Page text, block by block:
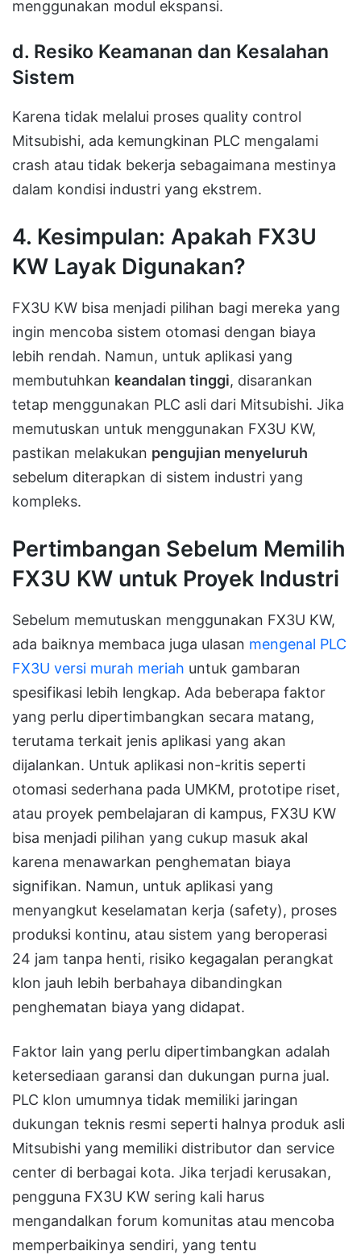
menggunakan modul ekspansi.
d. Resiko Keamanan dan Kesalahan
Sistem
Karena tidak melalui proses quality control
Mitsubishi, ada kemungkinan PLC mengalami
crash atau tidak bekerja sebagaimana mestinya
dalam kondisi industri yang ekstrem.
4. Kesimpulan: Apakah FX3U
KW Layak Digunakan?
FX3U KW bisa menjadi pilihan bagi mereka yang
ingin mencoba sistem otomasi dengan biaya
lebih rendah. Namun, untuk aplikasi yang
membutuhkan keandalan tinggi, disarankan
tetap menggunakan PLC asli dari Mitsubishi. Jika
memutuskan untuk menggunakan FX3U KW,
pastikan melakukan pengujian menyeluruh
sebelum diterapkan di sistem industri yang
kompleks.
Pertimbangan Sebelum Memilih
FX3U KW untuk Proyek Industri
Sebelum memutuskan menggunakan FX3U KW,
ada baiknya membaca juga ulasan mengenal PLC
FX3U versi murah meriah untuk gambaran
spesifikasi lebih lengkap. Ada beberapa faktor
yang perlu dipertimbangkan secara matang,
terutama terkait jenis aplikasi yang akan
dijalankan. Untuk aplikasi non-kritis seperti
otomasi sederhana pada UMKM, prototipe riset,
atau proyek pembelajaran di kampus, FX3U KW
bisa menjadi pilihan yang cukup masuk akal
karena menawarkan penghematan biaya
signifikan. Namun, untuk aplikasi yang
menyangkut keselamatan kerja (safety), proses
produksi kontinu, atau sistem yang beroperasi
24 jam tanpa henti, risiko kegagalan perangkat
klon jauh lebih berbahaya dibandingkan
penghematan biaya yang didapat.
Faktor lain yang perlu dipertimbangkan adalah
ketersediaan garansi dan dukungan purna jual.
PLC klon umumnya tidak memiliki jaringan
dukungan teknis resmi seperti halnya produk asli
Mitsubishi yang memiliki distributor dan service
center di berbagai kota. Jika terjadi kerusakan,
pengguna FX3U KW sering kali harus
mengandalkan forum komunitas atau mencoba
memperbaikinya sendiri, yang tentu